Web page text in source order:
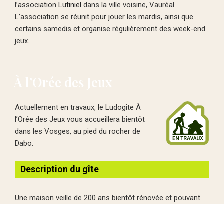
l’association Lutiniel dans la ville voisine, Vauréal.
L’association se réunit pour jouer les mardis, ainsi que
certains samedis et organise régulièrement des week-end
jeux.
À l’Orée des Jeux
Actuellement en travaux, le Ludogîte À
l’Orée des Jeux vous accueillera bientôt
dans les Vosges, au pied du rocher de
Dabo.
Description du gîte
Une maison veille de 200 ans bientôt rénovée et pouvant